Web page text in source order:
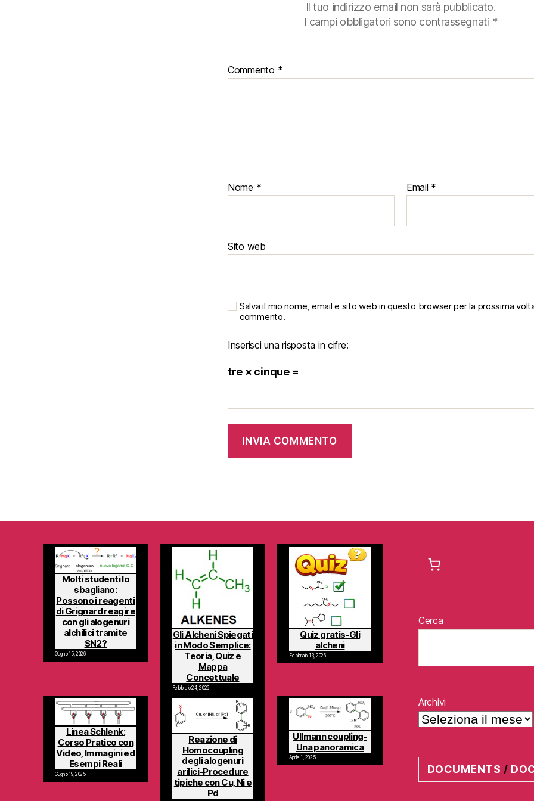
Il tuo indirizzo email non sarà pubblicato.
I campi obbligatori sono contrassegnati *
Commento *
Nome * Email *
Sito web
Salva il mio nome, email e sito web in questo browser per la prossima
commento.
Inserisci una risposta in cifre:
tre × cinque =
Molti studenti lo
sbagliano:
Possono i reagenti
di Grignard reagire
con gli alogenuri
alchilici tramite
SN2?
Giugno 15, 2026
Gli Alcheni Spiegati
in Modo Semplice:
Teoria, Quiz e
Mappa
Concettuale
Febbraio 24, 2026
Quiz gratis-Gli
alcheni
Febbraio 13, 2026
Linea Schlenk:
Corso Pratico con
Video, Immagini ed
Esempi Reali
Giugno 19, 2025
Reazione di
Homocoupling
degli alogenuri
arilici-Procedure
tipiche con Cu, Ni e
Pd
Ullmann coupling-
Una panoramica
Aprile 1, 2025
Cerca
Archivi
DOCUMENTS /